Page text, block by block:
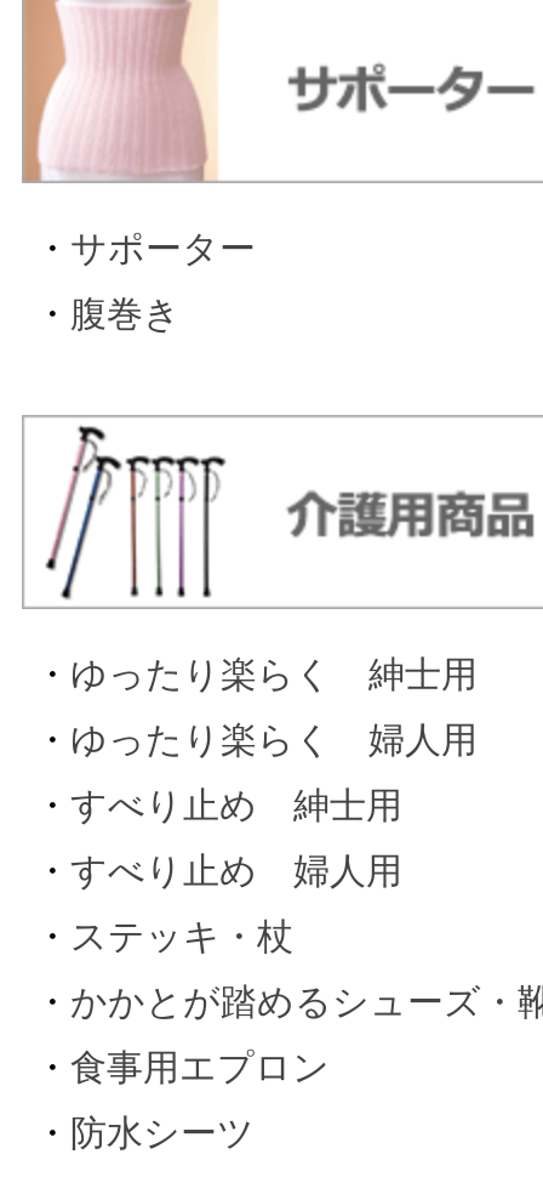
・ サポーター
・ 腹巻き
・ ゆったり楽らく 紳士用
・ ゆったり楽らく 婦人用
・ すべり止め 紳士用
・ すべり止め 婦人用
・ ステッキ・杖
・ かかとが踏めるシューズ・
・ 食事用エプロン
・ 防水シーツ